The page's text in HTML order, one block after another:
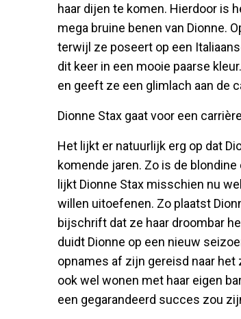
haar dijen te komen. Hierdoor is
mega bruine benen van Dionne.
terwijl ze poseert op een
dit keer in een mooie paarse
en geeft ze een glimlach aan de
Dionne Stax gaat voor een
Het lijkt er natuurlijk erg op dat
komende jaren. Zo is de
lijkt Dionne Stax misschien nu
willen uitoefenen. Zo plaatst
bijschrift dat ze haar droombar
duidt Dionne op een nieuw
opnames af zijn gereisd naar het
ook wel wonen met haar eigen
een gegarandeerd succes zou